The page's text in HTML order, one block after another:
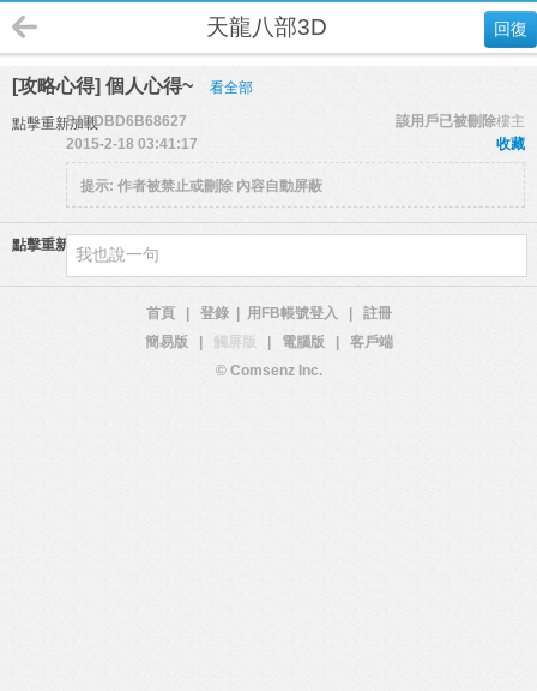
回復
天龍八部3D
[攻略心得] 個人心得~ 看全部
點擊重新加載 樓主
54DDBD6B68627
該用戶已被刪除
收藏
2015-2-18 03:41:17
提示: 作者被禁止或刪除 內容自動屏蔽
點擊重新加載
首頁 登錄 用FB帳號登入
註冊
簡易版
觸屏版 電腦版
客戶端
© Comsenz Inc.